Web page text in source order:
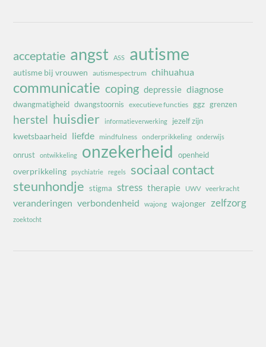
acceptatie angst ASS autisme
autisme bij vrouwen autismespectrum chihuahua
communicatie coping depressie diagnose
dwangmatigheid dwangstoornis executieve functies ggz grenzen
herstel huisdier informatieverwerking jezelf zijn
kwetsbaarheid liefde mindfulness onderprikkeling onderwijs
onrust ontwikkeling onzekerheid openheid
overprikkeling psychiatrie regels
sociaal contact
steunhondje stigma stress therapie UWV veerkracht
veranderingen verbondenheid wajong wajonger zelfzorg
zoektocht